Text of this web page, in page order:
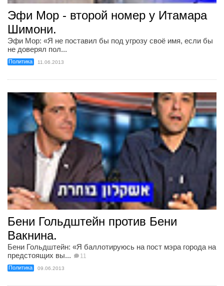
Эфи Мор - второй номер у Итамара
Шимони.
Эфи Мор: «Я не поставил бы под угрозу своё имя, если бы
не доверял пол...
Политика 11.06.2013
Бени Гольдштейн против Бени
Вакнина.
Бени Гольдштейн: «Я баллотируюсь на пост мэра города на
предстоящих вы...
11
Политика 09.06.2013